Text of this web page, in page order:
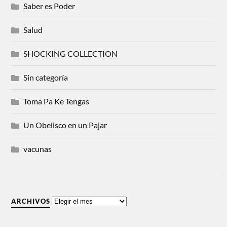
Saber es Poder
Salud
SHOCKING COLLECTION
Sin categoría
Toma Pa Ke Tengas
Un Obelisco en un Pajar
vacunas
ARCHIVOS